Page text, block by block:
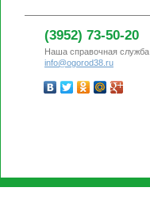
(3952) 73-50-20
Наша справочная служба
info@ogorod38.ru